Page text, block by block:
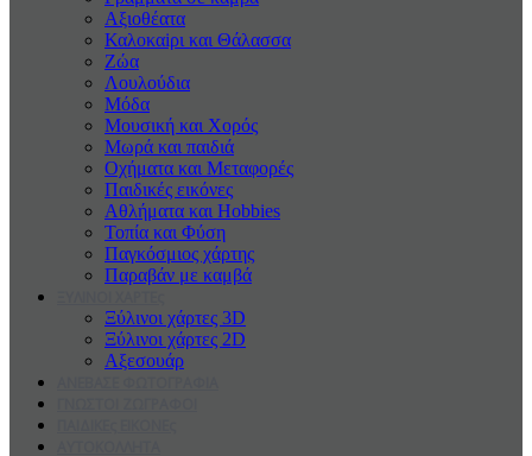
Αξιοθέατα
Καλοκαiρι και Θάλασσα
Ζώα
Λουλούδια
Μόδα
Μουσική και Χορός
Μωρά και παιδιά
Οχήματα και Μεταφορές
Παιδικές εικόνες
Αθλήματα και Hobbies
Τοπία και Φύση
Παγκόσμιος χάρτης
Παραβάν με καμβά
Ξύλινοι χάρτες 3D
Ξύλινοι χάρτες 2D
Αξεσουάρ